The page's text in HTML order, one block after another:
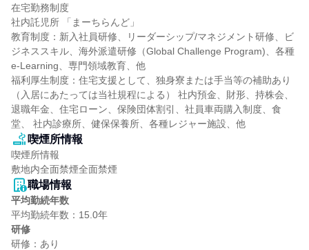
在宅勤務制度
社内託児所 「まーちらんど」
教育制度：新入社員研修、リーダーシップ/マネジメント研修、ビ
ジネススキル、海外派遣研修（Global Challenge Program)、各種
e-Learning、専門領域教育、他
福利厚生制度：住宅支援として、独身寮または手当等の補助あり
（入居にあたっては当社規程による） 社内預金、財形、持株会、
退職年金、住宅ローン、保険団体割引、社員車両購入制度、食
堂、 社内診療所、健保保養所、各種レジャー施設、他
喫煙所情報
喫煙所情報
敷地内全面禁煙全面禁煙
職場情報
平均勤続年数
研修
研修：あり